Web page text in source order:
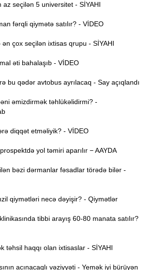
seçilən 5 universitet - SİYAHI
fərqli qiymətə satılır? - VİDEO
çox seçilən ixtisas qrupu - SİYAHI
əti bahalaşıb - VİDEO
bu qədər avtobus ayrılacaq - Say açıqlandı
əmizdirmək təhlükəlidirmi? -
diqqət etməliyik? - VİDEO
yol təmiri aparılır − AAYDA
bəzi dərmanlar fəsadlar törədə bilər -
qiymətləri necə dəyişir? - Qiymətlər
tibbi arayış 60-80 manata satılır?
haqqı olan ixtisaslar - SİYAHI
acınacaqlı vəziyyəti - Yemək iyi bürüyən